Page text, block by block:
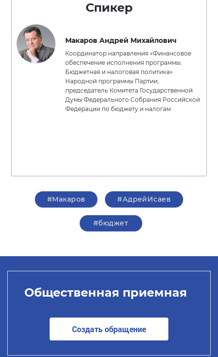
Спикер
Макаров Андрей Михайлович
Координатор направления «Финансовое
обеспечение исполнения программы.
Бюджетная и налоговая политика»
Народной программы Партии,
председатель Комитета Государственной
Думы Федерального Собрания Российской
Федерации по бюджету и налогам
#Макаров #АдрейИсаев
#бюджет
Общественная приемная
Создать обращение